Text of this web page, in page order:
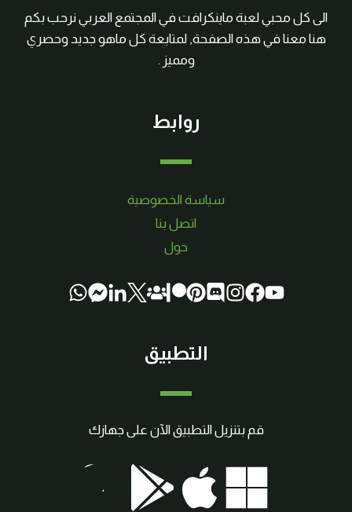
الى كل محبي لعبة ماينكرافت في المجتمع العربي نرحب بكم
هنا معنا في هذه الصفحة, لمتابعة كل ماهو جديد وحصري
ومميز .
روابط
سياسة الخصوصية
اتصل بنا
حول
التطبيق
قم بتنزيل التطبيق الآن على جهازك